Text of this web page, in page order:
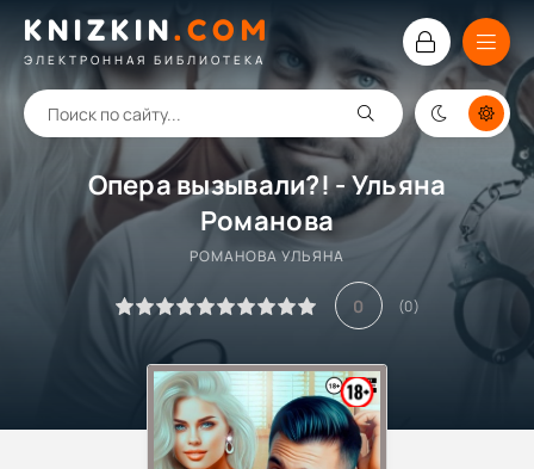
KNIZKIN.COM
ЭЛЕКТРОННАЯ БИБЛИОТЕКА
Опера вызывали?! - Ульяна
Романова
РОМАНОВА УЛЬЯНА
0 (0)